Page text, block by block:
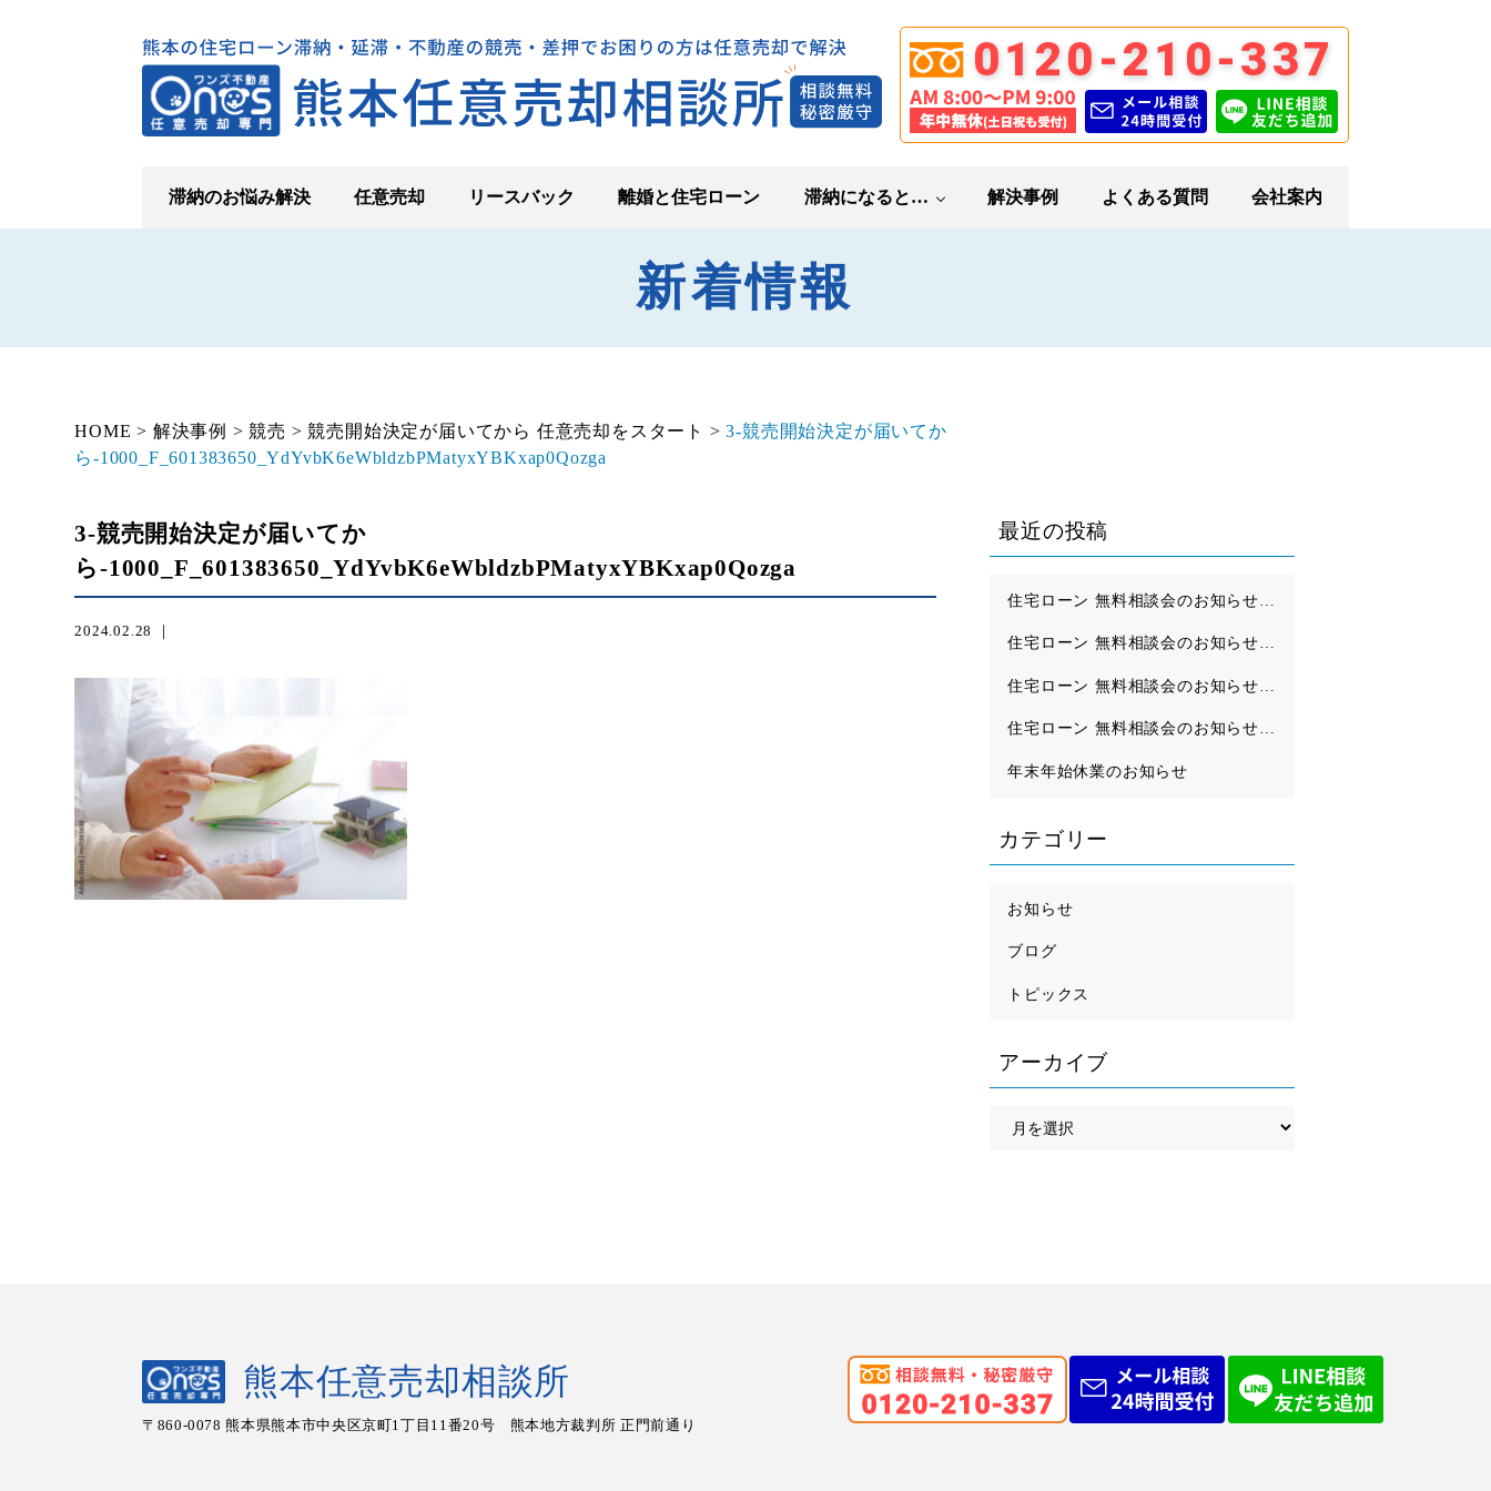
0120-210-337
滞納のお悩み解決 任意売却 リースバック 離婚と住宅ローン 滞納になると… 解決事例 よくある質問 会社案内
新着情報
HOME > 解決事例 >競売 >競売開始決定が届いてから 任意売却をスタート >3-競売開始決定が届いてか
ら-1000_F_601383650_YdYvbK6eWbldzbPMatyxYBKxap0Qozga
3-競売開始決定が届いてか
ら-1000_F_601383650_YdYvbK6eWbldzbPMatyxYBKxap0Qozga
2024.02.28 ｜
最近の投稿
住宅ローン 無料相談会のお知らせ（1月・2月）
年末年始休業のお知らせ
カテゴリー
お知らせ
ブログ
トピックス
アーカイブ
熊本任意売却相談所
〒860-0078 熊本県熊本市中央区京町1丁目11番20号 熊本地方裁判所 正門前通り